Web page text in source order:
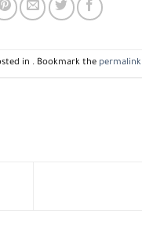
in . Bookmark the permalink